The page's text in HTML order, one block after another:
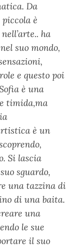
Da
piccola è
ha
suo mondo,
e questo poi
è una
timida,ma
è un
Si lascia
sguardo,
una tazzina di
di una baita.
una
le sue
il suo